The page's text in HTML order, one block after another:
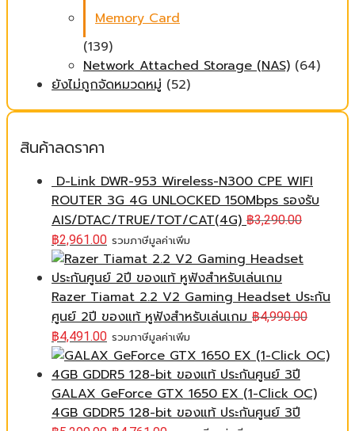
Memory Card
(139)
Network Attached Storage (NAS) (64)
ยังไม่ถูกจัดหมวดหมู่ (52)
สินค้าลดราคา
D-Link DWR-953 Wireless-N300 CPE WIFI
ROUTER 3G 4G UNLOCKED 150Mbps รองรับ
AIS/DTAC/TRUE/TOT/CAT(4G) ฿3,290.00
฿2,961.00 รวมภาษีมูลค่าเพิ่ม
Razer Tiamat 2.2 V2 Gaming Headset ประกัน
ศูนย์ 2ปี ของแท้ หูฟังสำหรับเล่นเกม ฿4,990.00
฿4,491.00 รวมภาษีมูลค่าเพิ่ม
GALAX GeForce GTX 1650 EX (1-Click OC)
4GB GDDR5 128-bit ของแท้ ประกันศูนย์ 3ปี